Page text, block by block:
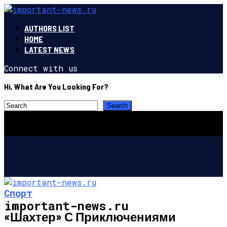
AUTHORS LIST
HOME
LATEST NEWS
Connect with us
Hi, What Are You Looking For?
important-news.ru
Спорт
«Шахтер» С Приключениями